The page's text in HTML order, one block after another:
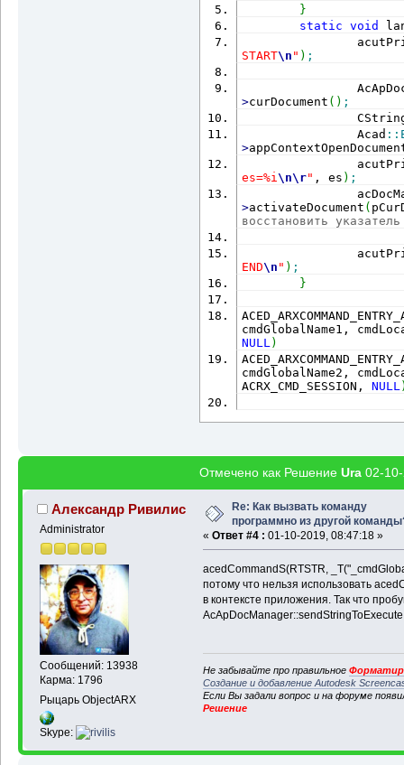
}
static
void
START\n " ) ;
>curDocument ( ) ;
CString
Acad ::
>
es=%i\n\r" , es ) ;
>activateDocument (
восстановить
END\n " ) ;
}
NULL)
cmdGlobalName2,
ACRX_CMD_SESSION, NULL
Отмечено как Решение Ura 02-
Александр Ривилис
Administrator
Сообщений: 13938
Карма: 1796
Рыцарь ObjectARX
Skype:
Re: Как вызвать команду
программно из другой
« Ответ #4 : 01-10-2019, 08:47:18 »
acedCommandS(RTSTR,
потому что нельзя использовать
в контексте приложения. Так что
Не забывайте про правильное
Создание и добавление Autodesk
Если Вы задали вопрос и на форуме
Решение